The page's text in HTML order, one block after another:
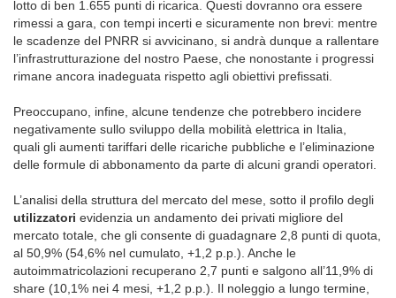
lotto di ben 1.655 punti di ricarica. Questi dovranno ora essere
rimessi a gara, con tempi incerti e sicuramente non brevi: mentre
le scadenze del PNRR si avvicinano, si andrà dunque a rallentare
l’infrastrutturazione del nostro Paese, che nonostante i progressi
rimane ancora inadeguata rispetto agli obiettivi prefissati.
Preoccupano, infine, alcune tendenze che potrebbero incidere
negativamente sullo sviluppo della mobilità elettrica in Italia,
quali gli aumenti tariffari delle ricariche pubbliche e l’eliminazione
delle formule di abbonamento da parte di alcuni grandi operatori.
L’analisi della struttura del mercato del mese, sotto il profilo degli
utilizzatori evidenzia un andamento dei privati migliore del
mercato totale, che gli consente di guadagnare 2,8 punti di quota,
al 50,9% (54,6% nel cumulato, +1,2 p.p.). Anche le
autoimmatricolazioni recuperano 2,7 punti e salgono all’11,9% di
share (10,1% nei 4 mesi, +1,2 p.p.). Il noleggio a lungo termine,